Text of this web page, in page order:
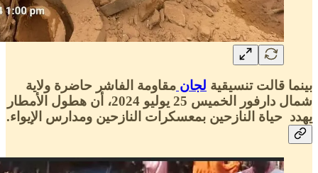
بينما قالت تنسيقية لجان مقاومة الفاشر حاضرة ولاية
شمال دارفور الخميس 25 يوليو 2024، أن هطول الأمطار
يهدد حياة النازحين بمعسكرات النازحين ومدارس الإيواء.